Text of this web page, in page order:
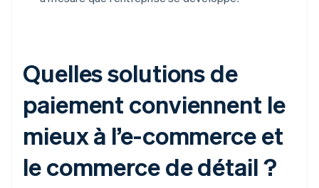
Quelles solutions de
paiement conviennent le
mieux à l’e-commerce et
le commerce de détail ?